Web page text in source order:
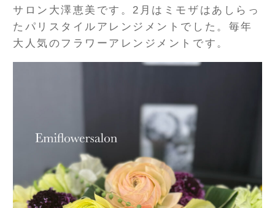
サロン大澤恵美です。2月はミモザはあしらっ
たパリスタイルアレンジメントでした。毎年
大人気のフラワーアレンジメントです。